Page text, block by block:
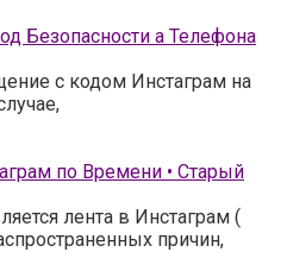
Безопасности а Телефона
с кодом Инстаграм на
по Времени • Старый
лента в Инстаграм (
причин,